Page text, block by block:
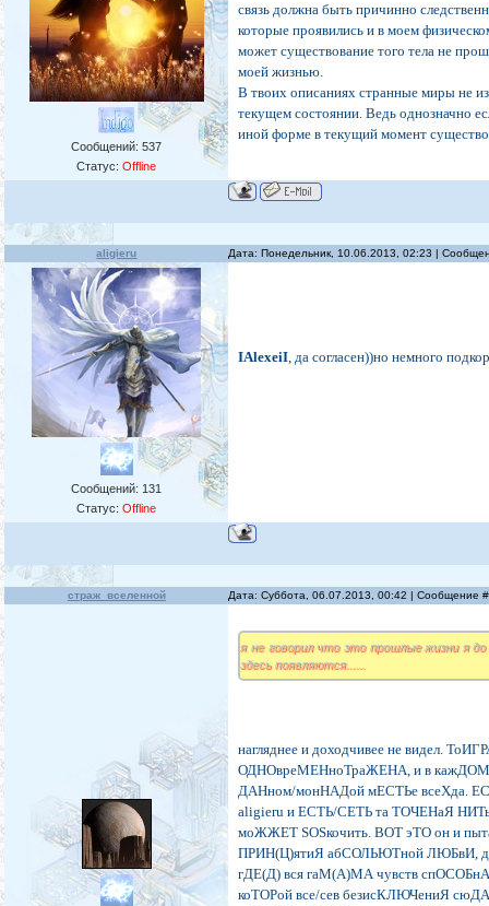
Сообщений:537
Статус:Offline
связь должна быть причинно
которые проявились и в моем
может существование того тела не
моей жизнью.
В твоих описаниях странные миры не
текущем состоянии. Ведь однозначно
иной форме в текущий момент
aligieru Дата: Понедельник, 10.06.2013, 02:23 |
Сообщений: 131
Статус:Offline
IAlexeiI, да согласен))но немного
страж_вселенной Дата: Суббота, 06.07.2013, 00:42 | Сообщение
я не говорил что это прошлые жизни я
здесь появляются......
нагляднее и доходчивее не видел.
ОДНОвреМЕНноТраЖЕНА, и в
ДАНном/монНАДой мЕСТЬе всеХда.
aligieru и ЕСТЬ/СЕТЬ та ТОЧЕНаЯ
моЖЖЕТ SOSкочить. ВОТ эТО он и
ПРИН(Ц)ятиЯ абСОЛЬЮТной ЛЮБвИ,
гДЕ(Д) вся гаМ(А)МА чувств
коТОРой все/сев безисКЛЮЧениЯ